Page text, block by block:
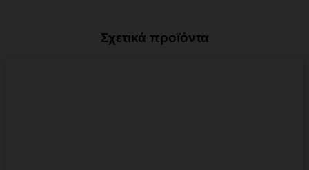
Σχετικά προϊόντα